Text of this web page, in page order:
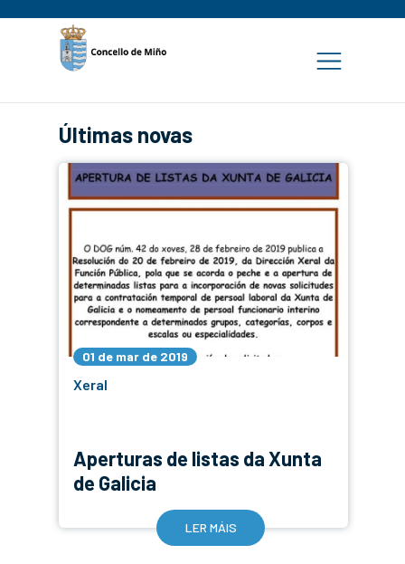
Últimas novas
01 de mar de 2019
Xeral
Aperturas de listas da Xunta
de Galicia
LER MÁIS